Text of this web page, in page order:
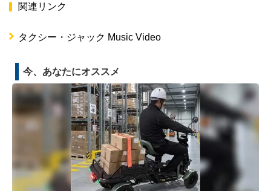
関連リンク
タクシー・ジャック Music Video
今、あなたにオススメ